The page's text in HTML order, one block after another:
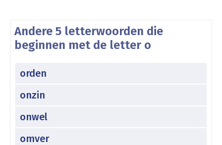
Andere 5 letterwoorden die
beginnen met de letter o
orden
onzin
onwel
omver